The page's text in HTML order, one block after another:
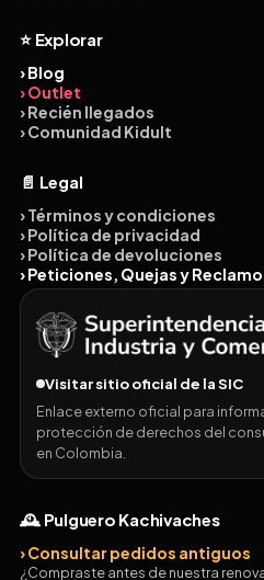
⭐ Explorar
› Blog
› Outlet
› Recién llegados
› Comunidad Kidult
📄 Legal
› Términos y condiciones
› Política de privacidad
› Política de devoluciones
› Peticiones, Quejas y
Visitar sitio oficial de la SIC
Enlace externo oficial para
protección de derechos del
en Colombia.
🕰️ Pulguero Kachivaches
› Consultar pedidos antiguos
¿Compraste antes de nuestra